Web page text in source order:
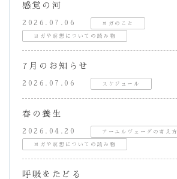
感覚の河
2026.07.06 ヨガのこと
ヨガや瞑想についての読み物
7月のお知らせ
2026.07.06 スケジュール
春の養生
2026.04.20 アーユルヴェーダの考え方
ヨガや瞑想についての読み物
呼吸をたどる